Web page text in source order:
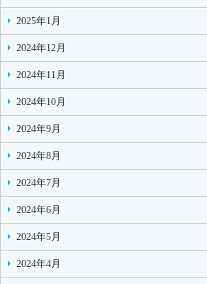
2025年1月
2024年12月
2024年11月
2024年10月
2024年9月
2024年8月
2024年7月
2024年6月
2024年5月
2024年4月